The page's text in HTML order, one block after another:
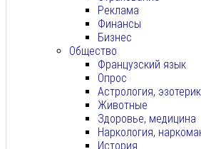
Реклама
Финансы
Бизнес
Общество
Французский язык
Опрос
Астрология,
Животные
Здоровье, медицина
Наркология,
История